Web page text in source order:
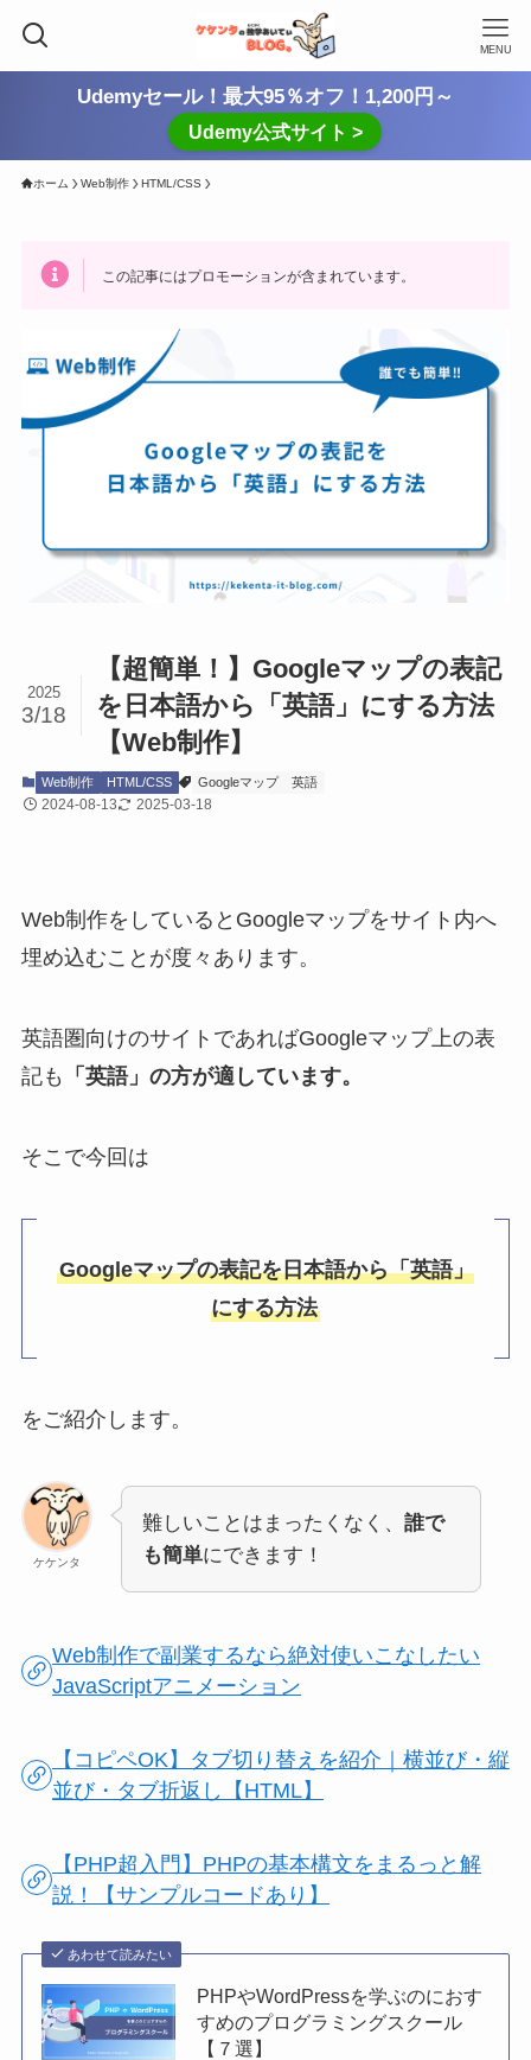
MENU
Udemyセール！最大95％オフ！1,200円～
Udemy公式サイト >
ホーム Web制作 HTML/CSS
この記事にはプロモーションが含まれています。
【超簡単！】Googleマップの表記
を日本語から「英語」にする方法
【Web制作】
2025
3/18
Web制作 HTML/CSS Googleマップ 英語
2024-08-13 2025-03-18
Web制作をしているとGoogleマップをサイト内へ
埋め込むことが度々あります。
英語圏向けのサイトであればGoogleマップ上の表
記も
「英語」の方が適しています。
そこで今回は
Googleマップの表記を日本語から「英語」
にする方法
をご紹介します。
ケケンタ
難しいことはまったくなく、 誰で
も簡単にできます！
Web制作で副業するなら絶対使いこなしたい
JavaScriptアニメーション
【コピペOK】タブ切り替えを紹介｜横並び・縦
並び・タブ折返し【HTML】
【PHP超入門】PHPの基本構文をまるっと解
説！【サンプルコードあり】
あわせて読みたい
PHPやWordPressを学ぶのにおす
すめのプログラミングスクール
【７選】